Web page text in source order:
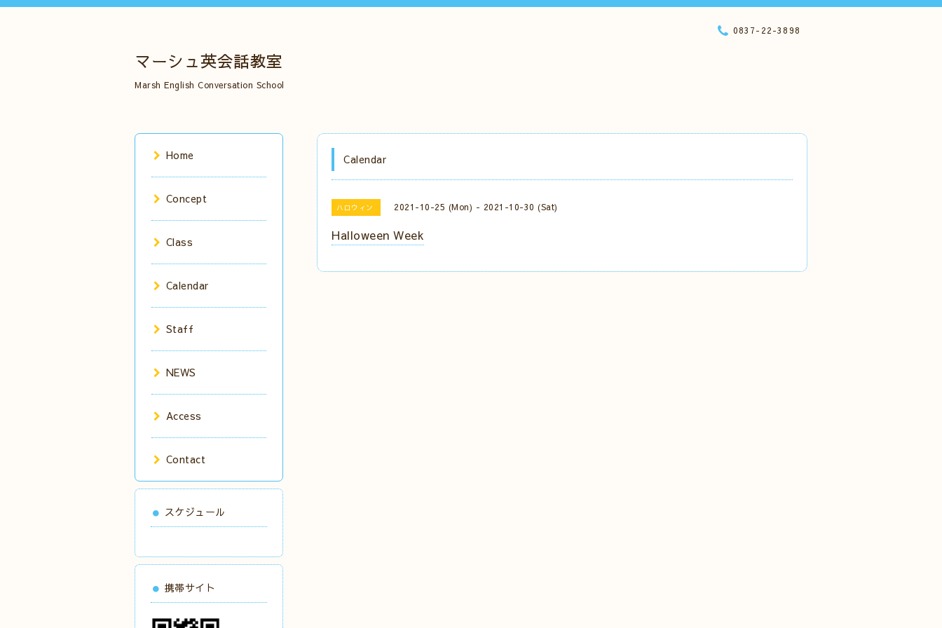
マーシュ英会話教室
Marsh English Conversation School
0837-22-3898
Calendar
ハロウィン 2021-10-25 (Mon) - 2021-10-30 (Sat)
Halloween Week
Home
Concept
Class
Calendar
Staff
NEWS
Access
Contact
スケジュール
携帯サイト